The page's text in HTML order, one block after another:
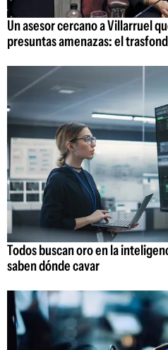
Un asesor cercano a Villarruel
presuntas amenazas: el
Todos buscan oro en la
saben dónde cavar